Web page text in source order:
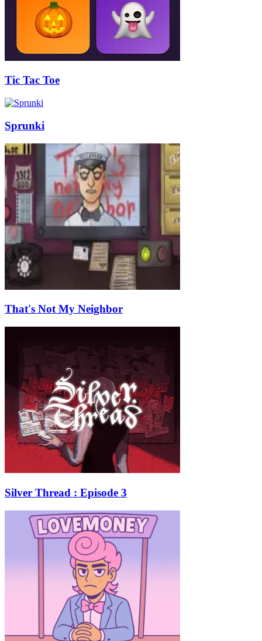
Tic Tac Toe
Sprunki
That's Not My Neighbor
Silver Thread : Episode 3